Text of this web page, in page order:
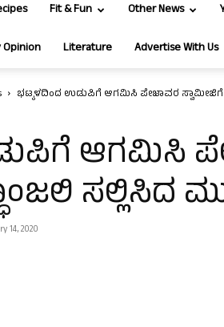
Fit & Fun Other News
Opinion Literature Advertise With Us
ಭಟ್ಕಳದಿಂದ ಉಡುಪಿಗೆ ಆಗಮಿಸಿ ಪೇಜಾವರ ಸ್ವಾಮೀಜಿಗೆ
ಆಗಮಿಸಿ
ಸಲ್ಲಿಸಿದ
14, 2020